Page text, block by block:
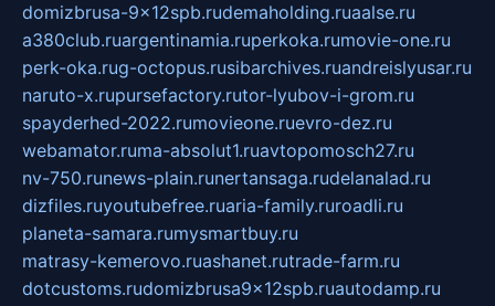
domizbrusa-9x12spb.rudemaholding.ruaalse.ru
a380club.ruargentinamia.ruperkoka.rumovie-one.ru
perk-oka.rug-octopus.rusibarchives.ruandreislyusar.ru
naruto-x.rupursefactory.rutor-lyubov-i-grom.ru
spayderhed-2022.rumovieone.ruevro-dez.ru
webamator.ruma-absolut1.ruavtopomosch27.ru
nv-750.runews-plain.runertansaga.rudelanalad.ru
dizfiles.ruyoutubefree.ruaria-family.ruroadli.ru
planeta-samara.rumysmartbuy.ru
matrasy-kemerovo.ruashanet.rutrade-farm.ru
dotcustoms.rudomizbrusa9x12spb.ruautodamp.ru